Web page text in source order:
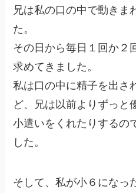
兄は私の口の中で動きま
た。
その日から毎日１回か２
求めてきました。
私は口の中に精子を出さ
ど、兄は以前よりずっと
小遣いをくれたりするの
した。
そして、私が小６になっ